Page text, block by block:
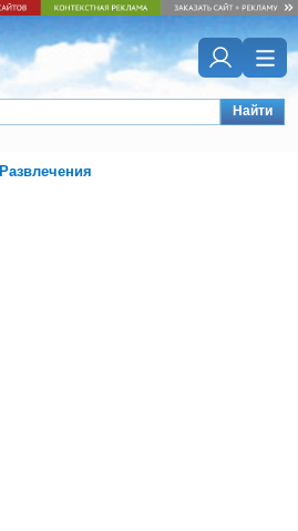
Найти
Развлечения